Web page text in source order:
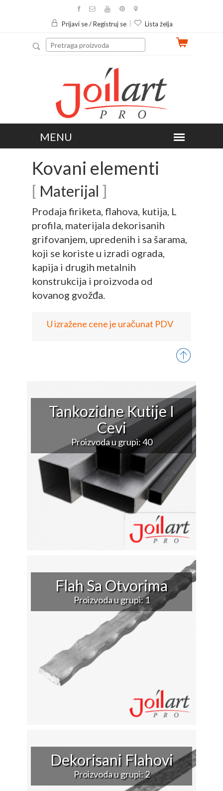
Prijavi se / Registruj se Lista želja
Kovani elementi
[ Materijal ]
Prodaja firiketa, flahova, kutija, L
profila, materijala dekorisanih
grifovanjem, upredenih i sa šarama,
koji se koriste u izradi ograda,
kapija i drugih metalnih
konstrukcija i proizvoda od
kovanog gvožđa.
U izražene cene je uračunat PDV
Tankozidne Kutije I
Cevi
Proizvoda u grupi: 40
Flah Sa Otvorima
Proizvoda u grupi: 1
Dekorisani Flahovi
Proizvoda u grupi: 2